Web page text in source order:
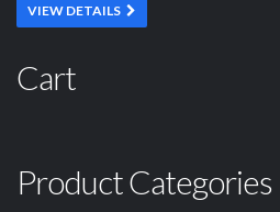
VIEW DETAILS
Cart
Product Categories